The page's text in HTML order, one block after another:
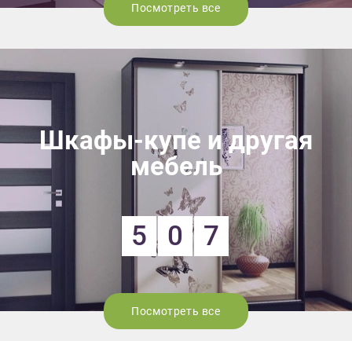
Посмотреть все
Шкафы-купе и другая
мебель
5 0 7
Посмотреть все